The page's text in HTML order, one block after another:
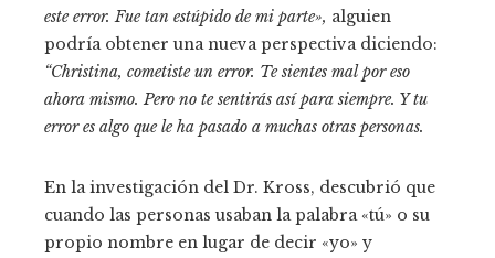
este error. Fue tan estúpido de mi parte», alguien
podría obtener una nueva perspectiva diciendo:
“Christina, cometiste un error. Te sientes mal por eso
ahora mismo. Pero no te sentirás así para siempre. Y tu
error es algo que le ha pasado a muchas otras personas.
En la investigación del Dr. Kross, descubrió que
cuando las personas usaban la palabra «tú» o su
propio nombre en lugar de decir «yo» y